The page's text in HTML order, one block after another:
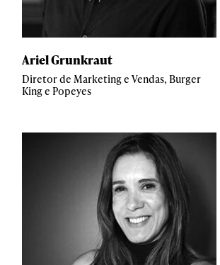
Ariel Grunkraut
Diretor de Marketing e Vendas, Burger
King e Popeyes